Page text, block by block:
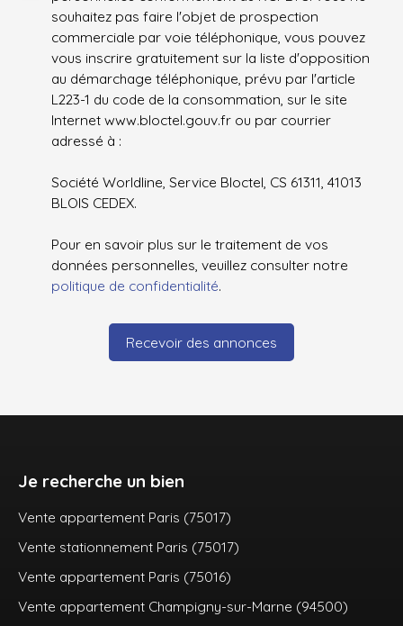
souhaitez pas faire l'objet de prospection
commerciale par voie téléphonique, vous pouvez
vous inscrire gratuitement sur la liste d'opposition
au démarchage téléphonique, prévu par l'article
L223-1 du code de la consommation, sur le site
Internet www.bloctel.gouv.fr ou par courrier
adressé à :
Société Worldline, Service Bloctel, CS 61311, 41013
BLOIS CEDEX.
Pour en savoir plus sur le traitement de vos
données personnelles, veuillez consulter notre
politique de confidentialité.
Recevoir des annonces
Je recherche un bien
Vente appartement Paris (75017)
Vente stationnement Paris (75017)
Vente appartement Paris (75016)
Vente appartement Champigny-sur-Marne (94500)